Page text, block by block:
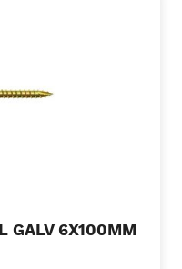
GALV 6X100MM